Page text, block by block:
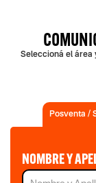
Seleccioná el área
Posventa /
NOMBRE Y